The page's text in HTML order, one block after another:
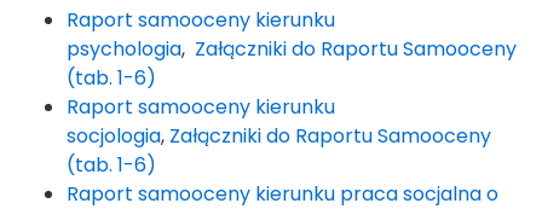
Raport samooceny kierunku
psychologia, Załączniki do Raportu Samooceny
(tab. 1-6)
Raport samooceny kierunku
socjologia, Załączniki do Raportu Samooceny
(tab. 1-6)
Raport samooceny kierunku praca socjalna o